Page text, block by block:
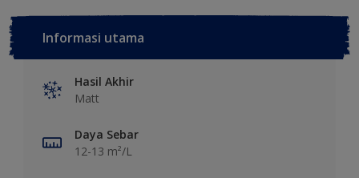
Informasi utama
Hasil Akhir
Matt
Daya Sebar
12-13 m²/L